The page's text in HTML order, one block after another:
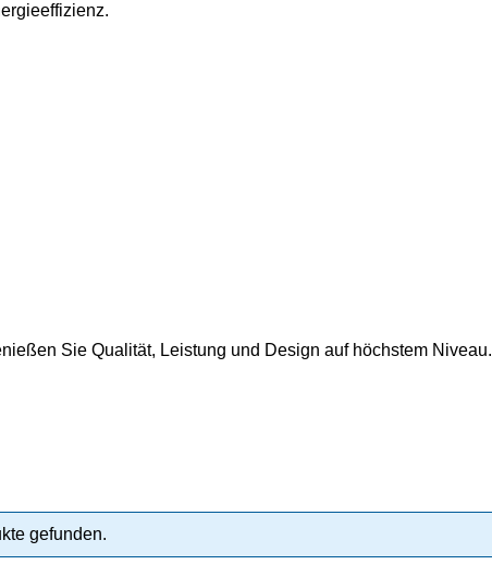
Sie Qualität, Leistung und Design auf höchstem Niveau.
gefunden.